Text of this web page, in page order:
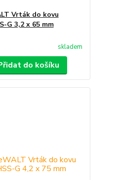
Vrták do kovu
G 3,2 x 65 mm
skladem
do košíku